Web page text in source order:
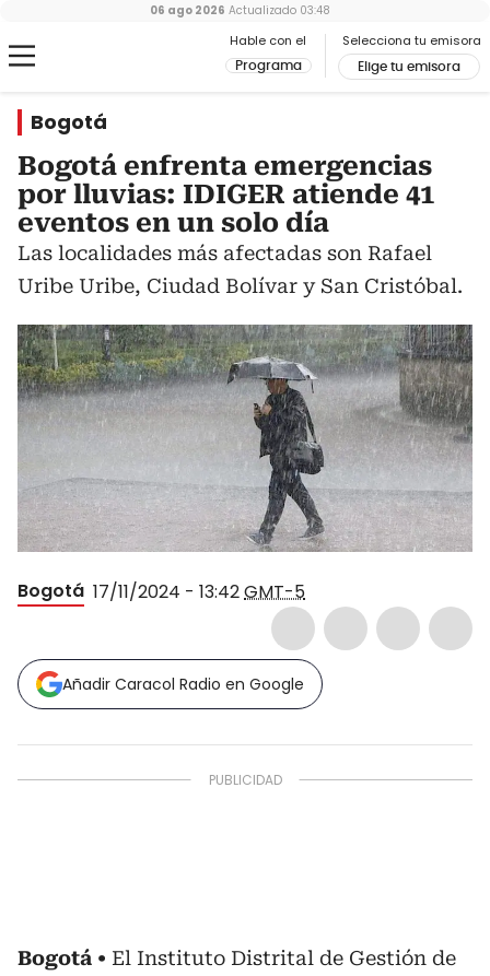
Hable con el
Programa
Selecciona tu emisora
Elige tu emisora
06 ago 2026 Actualizado 03:48
Bogotá
Bogotá enfrenta emergencias
por lluvias: IDIGER atiende 41
eventos en un solo día
Las localidades más afectadas son Rafael
Uribe Uribe, Ciudad Bolívar y San Cristóbal.
Bogotá 17/11/2024 - 13:42GMT-5
Añadir Caracol Radio en Google
Bogotá
El Instituto Distrital de Gestión de